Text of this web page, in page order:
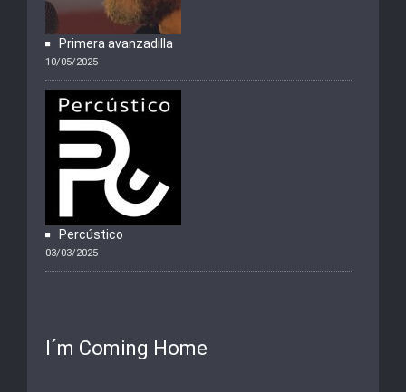
Primera avanzadilla
10/05/2025
Percústico
03/03/2025
I´m Coming Home